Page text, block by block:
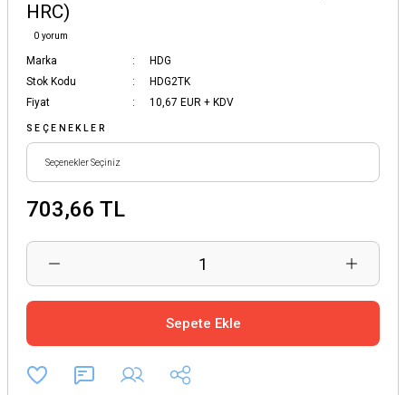
HRC)
0 yorum
Marka
HDG
Stok Kodu
HDG2TK
Fiyat
10,67 EUR + KDV
SEÇENEKLER
703,66 TL
Sepete Ekle